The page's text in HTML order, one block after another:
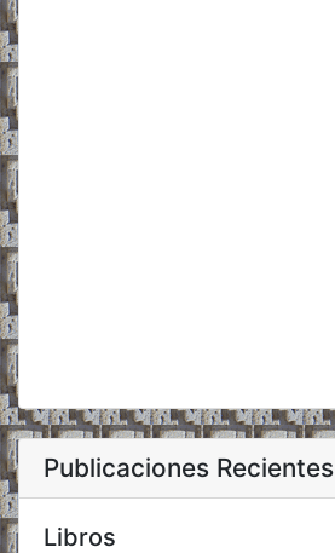
Publicaciones Recientes
Libros